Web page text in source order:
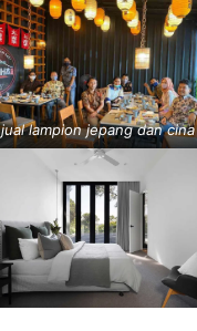
jual lampion jepang dan cina